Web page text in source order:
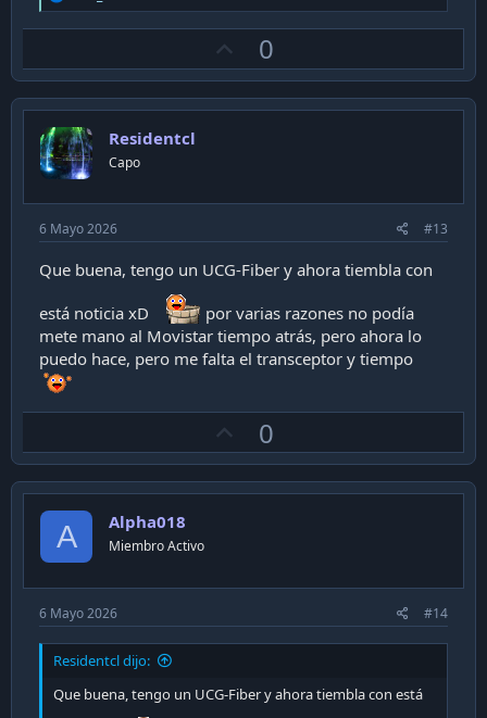
e
a
i
o
n
s
:
p
v
0
Residentcl
Capo
6 Mayo 2026 #13
Que buena, tengo un UCG-Fiber y ahora tiembla con
está noticia xD
por varias razones no podía
mete mano al Movistar tiempo atrás, pero ahora lo
puedo hace, pero me falta el transceptor y tiempo
p
v
0
A Alpha018
Miembro Activo
6 Mayo 2026 #14
Residentcl dijo:
Que buena, tengo un UCG-Fiber y ahora tiembla con está